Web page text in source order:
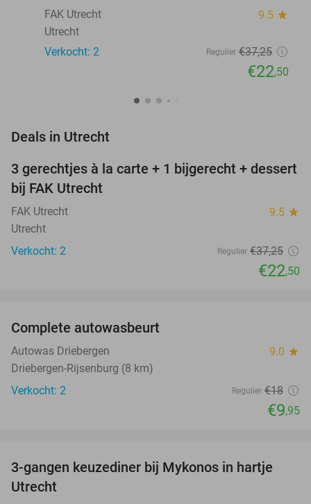
FAK Utrecht
9.5 star
Utrecht
Verkocht: 2
Regulier €37,25
€22,50
Deals in Utrecht
40%
TODAY
3 gerechtjes à la carte + 1 bijgerecht + dessert
bij FAK Utrecht
FAK Utrecht 9.5 star
Utrecht
Verkocht: 2
Regulier €37,25
€22,50
NEW
TODAY
Complete autowasbeurt
Autowas Driebergen 9.0 star
Driebergen-Rijsenburg (8 km)
Verkocht: 2
Regulier €18
€9,95
42%
3-gangen keuzediner bij Mykonos in hartje
Utrecht